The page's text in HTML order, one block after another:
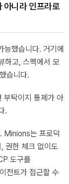
아니라 인프라로
했습니다. 거기에
하고, 스펙에서 모
습니다.
부탁이지 통제가 아
.
Minions는 프로덕
권한 체크 없이도
도구를
전트가 접근할 수